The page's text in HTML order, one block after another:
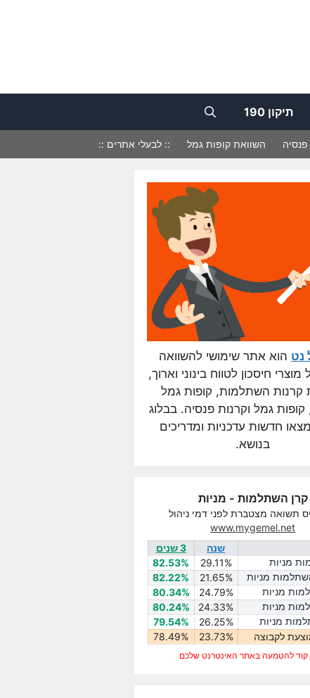
תיקון 190
השוואת קופות גמל :: לבעלי אתרים ::
נט הוא אתר שימושי להשוואה
חיסכון לטווח בינוני וארוך,
קרנות השתלמות, קופות גמל
גמל וקרנות פנסיה. בבלוג
חדשות עדכניות ומדריכים
בנושא.
קרן השתלמות - מניות
תשואה מצטברת לפני דמי ניהול
www.mygemel.net
שנה
3 שנים
מניות
29.11%
82.53%
מניות
21.65%
82.22%
מניות
24.79%
80.34%
מניות
24.33%
80.24%
מניות
26.25%
79.54%
לקבוצה
23.73%
78.49%
קוד להטמעה באתר האינטרנט שלכם